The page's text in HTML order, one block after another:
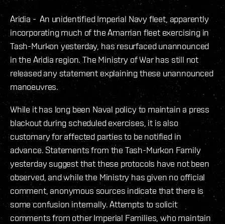
Aridia - An unidentified Imperial Navy fleet, apparently
incorporating much of the Amarrian fleet exercising in
Tash-Murkon yesterday, has resurfaced unannounced
in the Aridia region. The Ministry of War has still not
released any statement explaining these unannounced
manoeuvres.
While it has long been Naval policy to maintain a press
blackout during scheduled exercises, it is also
customary for affected parties to be notified in
advance. Statements from the Tash-Murkon Family
yesterday suggest that these protocols have not been
observed, and while the Ministry has given no official
comment, anonymous sources indicate that there is
some confusion internally. Attempts to solicit
comments from other Imperial Families, who maintain